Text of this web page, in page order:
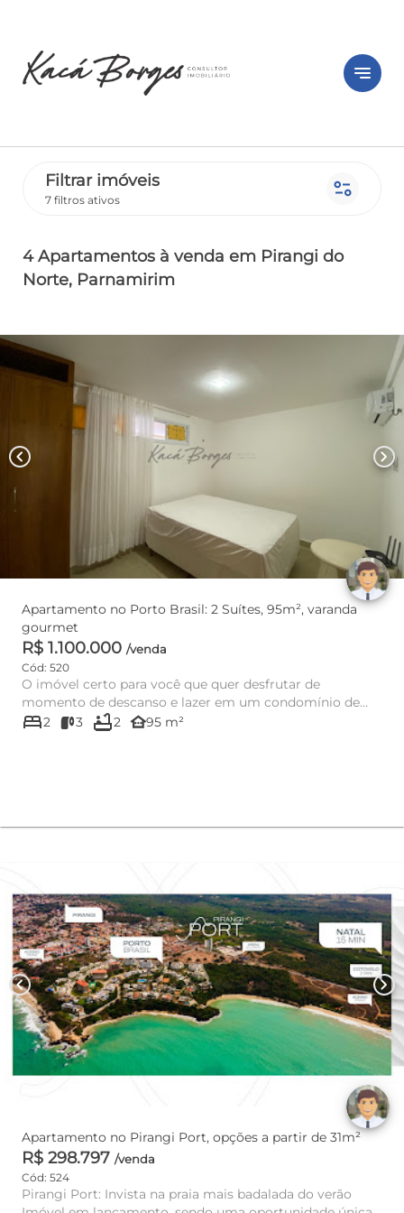
notes
Filtrar imóveis
7 filtros ativos page_info
4 Apartamentos à venda em Pirangi do
Norte, Parnamirim
chevron_left chevron_right
Apartamento no Porto Brasil: 2 Suítes, 95m², varanda
gourmet
R$ 1.100.000 /venda
Cód: 520
O imóvel certo para você que quer desfrutar de
momento de descanso e lazer em um condomínio de
alto padrão no nosso lit...
bed2 3 bathtub2 other_houses95 m²
chevron_left chevron_right
Apartamento no Pirangi Port, opções a partir de 31m²
R$ 298.797 /venda
Cód: 524
Pirangi Port: Invista na praia mais badalada do verão